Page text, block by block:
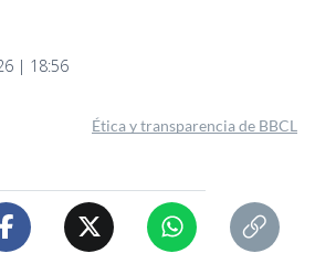
| 18:56
Ética y transparencia de BBCL